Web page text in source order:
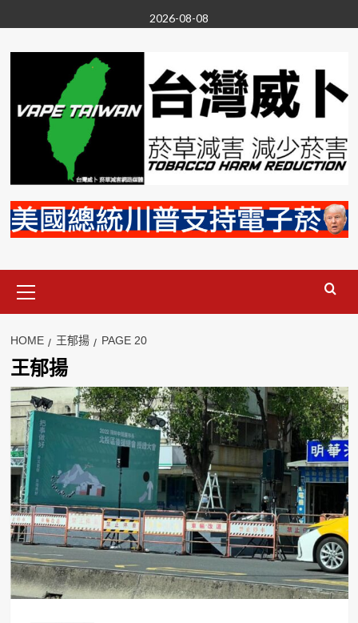
to
content
2026-08-08
Menu
HOME 王郁揚 PAGE 20
王郁揚